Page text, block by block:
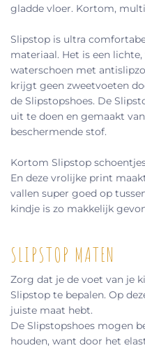
gladde vloer. Kortom,
Slipstop is ultra
materiaal. Het is een
waterschoen met
krijgt geen zweetvoeten
de Slipstopshoes. De
uit te doen en gemaakt
beschermende stof.
Kortom Slipstop
En deze vrolijke print
vallen super goed op
kindje is zo makkelijk
SLIPSTOP MATEN
Zorg dat je de voet van je
Slipstop te bepalen. Op
juiste maat hebt.
De Slipstopshoes mogen
houden, want door het